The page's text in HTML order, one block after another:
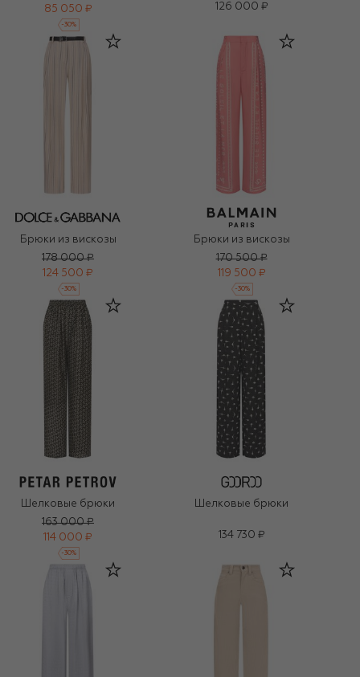
85 050 ₽
-30%
126 000 ₽
Брюки из вискозы
178 000 ₽
124 500 ₽
-30%
Брюки из вискозы
170 500 ₽
119 500 ₽
-30%
Шелковые брюки
163 000 ₽
114 000 ₽
-30%
Шелковые брюки
134 730 ₽